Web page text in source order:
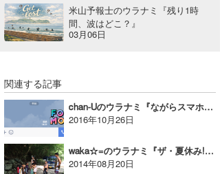
米山予報士のウラナミ『残り1時
間、波はどこ？』
03月06日
関連する記事
chan-Uのウラナミ『ながらスマホに要注意』
2016年10月26日
waka☆=のウラナミ『ザ・夏休み!!』
2014年08月20日